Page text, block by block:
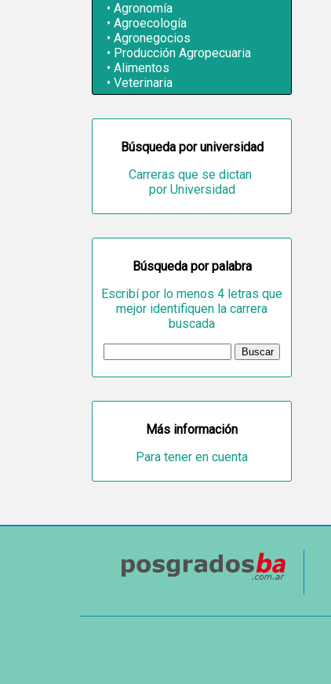
Agronomía
Agroecología
Agronegocios
Producción Agropecuaria
Alimentos
Veterinaria
Búsqueda por universidad
Carreras que se dictan
por Universidad
Búsqueda por palabra
Escribí por lo menos 4 letras que
mejor identifiquen la carrera
buscada
Más información
Para tener en cuenta